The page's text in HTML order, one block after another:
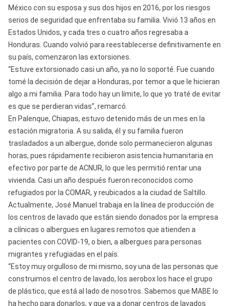
México con su esposa y sus dos hijos en 2016, por los riesgos
serios de seguridad que enfrentaba su familia. Vivió 13 años en
Estados Unidos, y cada tres o cuatro años regresaba a
Honduras. Cuando volvió para reestablecerse definitivamente en
su país, comenzaron las extorsiones.
“Estuve extorsionado casi un año, ya no lo soporté. Fue cuando
tomé la decisión de dejar a Honduras, por temor a que le hicieran
algo a mi familia. Para todo hay un límite, lo que yo traté de evitar
es que se perdieran vidas”, remarcó.
En Palenque, Chiapas, estuvo detenido más de un mes en la
estación migratoria. A su salida, él y su familia fueron
trasladados a un albergue, donde solo permanecieron algunas
horas, pues rápidamente recibieron asistencia humanitaria en
efectivo por parte de ACNUR, lo que les permitió rentar una
vivienda. Casi un año después fueron reconocidos como
refugiados por la COMAR, y reubicados a la ciudad de Saltillo.
Actualmente, José Manuel trabaja en la línea de producción de
los centros de lavado que están siendo donados por la empresa
a clínicas o albergues en lugares remotos que atienden a
pacientes con COVID-19, o bien, a albergues para personas
migrantes y refugiadas en el país.
“Estoy muy orgulloso de mi mismo, soy una de las personas que
construimos el centro de lavado, los aerobox los hace el grupo
de plástico, que está al lado de nosotros. Sabemos que MABE lo
ha hecho para donarlos, y que va a donar centros de lavados